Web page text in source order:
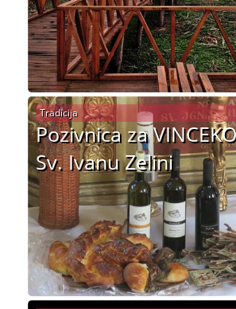
Pozivnica za
Sv. Ivanu Zelini
Tradicija